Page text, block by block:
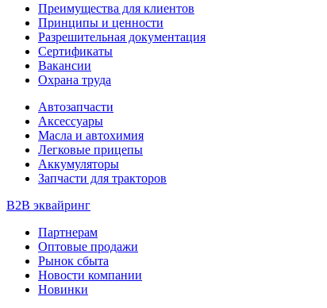
Преимущества для клиентов
Принципы и ценности
Разрешительная документация
Сертификаты
Вакансии
Охрана труда
Автозапчасти
Аксессуары
Масла и автохимия
Легковые прицепы
Аккумуляторы
Запчасти для тракторов
B2B эквайринг
Партнерам
Оптовые продажи
Рынок сбыта
Новости компании
Новинки